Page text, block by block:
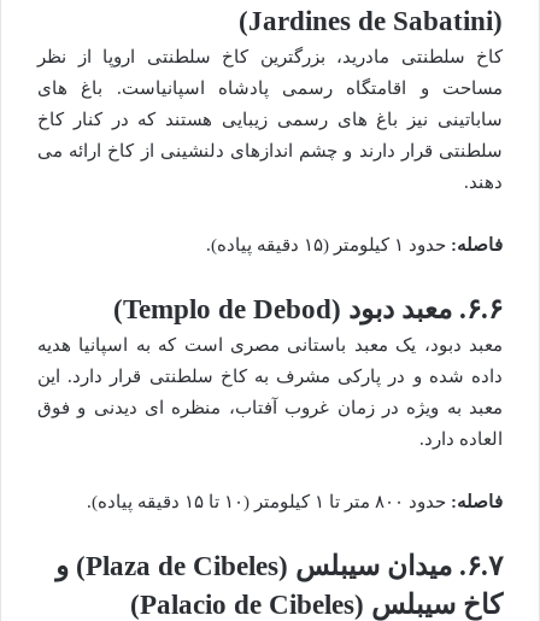
(Jardines de Sabatini)
کاخ سلطنتی مادرید، بزرگترین کاخ سلطنتی اروپا از نظر
مساحت و اقامتگاه رسمی پادشاه اسپانیاست. باغ های
ساباتینی نیز باغ های رسمی زیبایی هستند که در کنار کاخ
سلطنتی قرار دارند و چشم اندازهای دلنشینی از کاخ ارائه می
دهند.
فاصله: حدود ۱ کیلومتر (۱۵ دقیقه پیاده).
۶.۶. معبد دبود (Templo de Debod)
معبد دبود، یک معبد باستانی مصری است که به اسپانیا هدیه
داده شده و در پارکی مشرف به کاخ سلطنتی قرار دارد. این
معبد به ویژه در زمان غروب آفتاب، منظره ای دیدنی و فوق
العاده دارد.
فاصله: حدود ۸۰۰ متر تا ۱ کیلومتر (۱۰ تا ۱۵ دقیقه پیاده).
۶.۷. میدان سیبلس (Plaza de Cibeles) و
کاخ سیبلس (Palacio de Cibeles)